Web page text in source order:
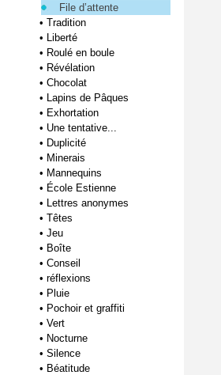
File d’attente
• Tradition
• Liberté
• Roulé en boule
• Révélation
• Chocolat
• Lapins de Pâques
• Exhortation
• Une tentative...
• Duplicité
• Minerais
• Mannequins
• École Estienne
• Lettres anonymes
• Têtes
• Jeu
• Boîte
• Conseil
• réflexions
• Pluie
• Pochoir et graffiti
• Vert
• Nocturne
• Silence
• Béatitude